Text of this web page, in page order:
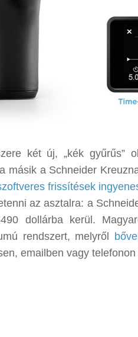
két új, „kék gyűrűs”
másik a Schneider
frissítések
az asztalra: a
dollárba kerül.
rendszert, melyről
emailben vagy